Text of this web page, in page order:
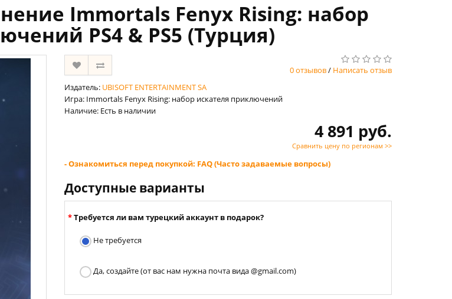
Immortals Fenyx Rising: набор
PS4 & PS5 (Турция)
0 отзывов/ Написать отзыв
Издатель: UBISOFT ENTERTAINMENT SA
Игра: Immortals Fenyx Rising: набор искателя приключений
Наличие: Есть в наличии
4 891 руб.
Сравнить цену по регионам >>
- Ознакомиться перед покупкой: FAQ (Часто задаваемые вопросы)
Доступные варианты
Требуется ли вам турецкий аккаунт в подарок?
Не требуется
Да, создайте (от вас нам нужна почта вида @gmail.com)